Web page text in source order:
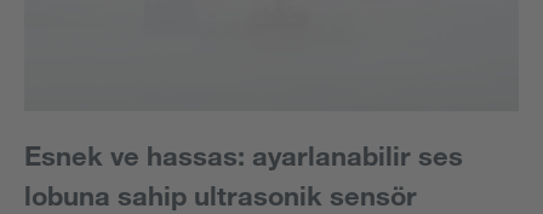
Esnek ve hassas: ayarlanabilir ses
lobuna sahip ultrasonik sensör